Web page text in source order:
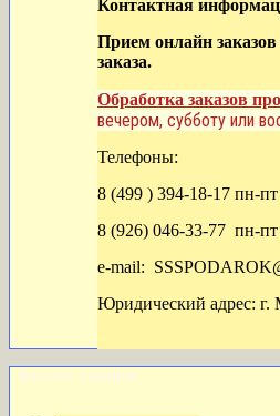
Контактная
Прием онлайн
заказа.
Обработка заказов
вечером, субботу или
Телефоны:
8 (499 ) 394-18-17 пн-
8 (926) 046-33-77 пн-пт
e-mail:
Юридический адрес: г.
Каталог товаров